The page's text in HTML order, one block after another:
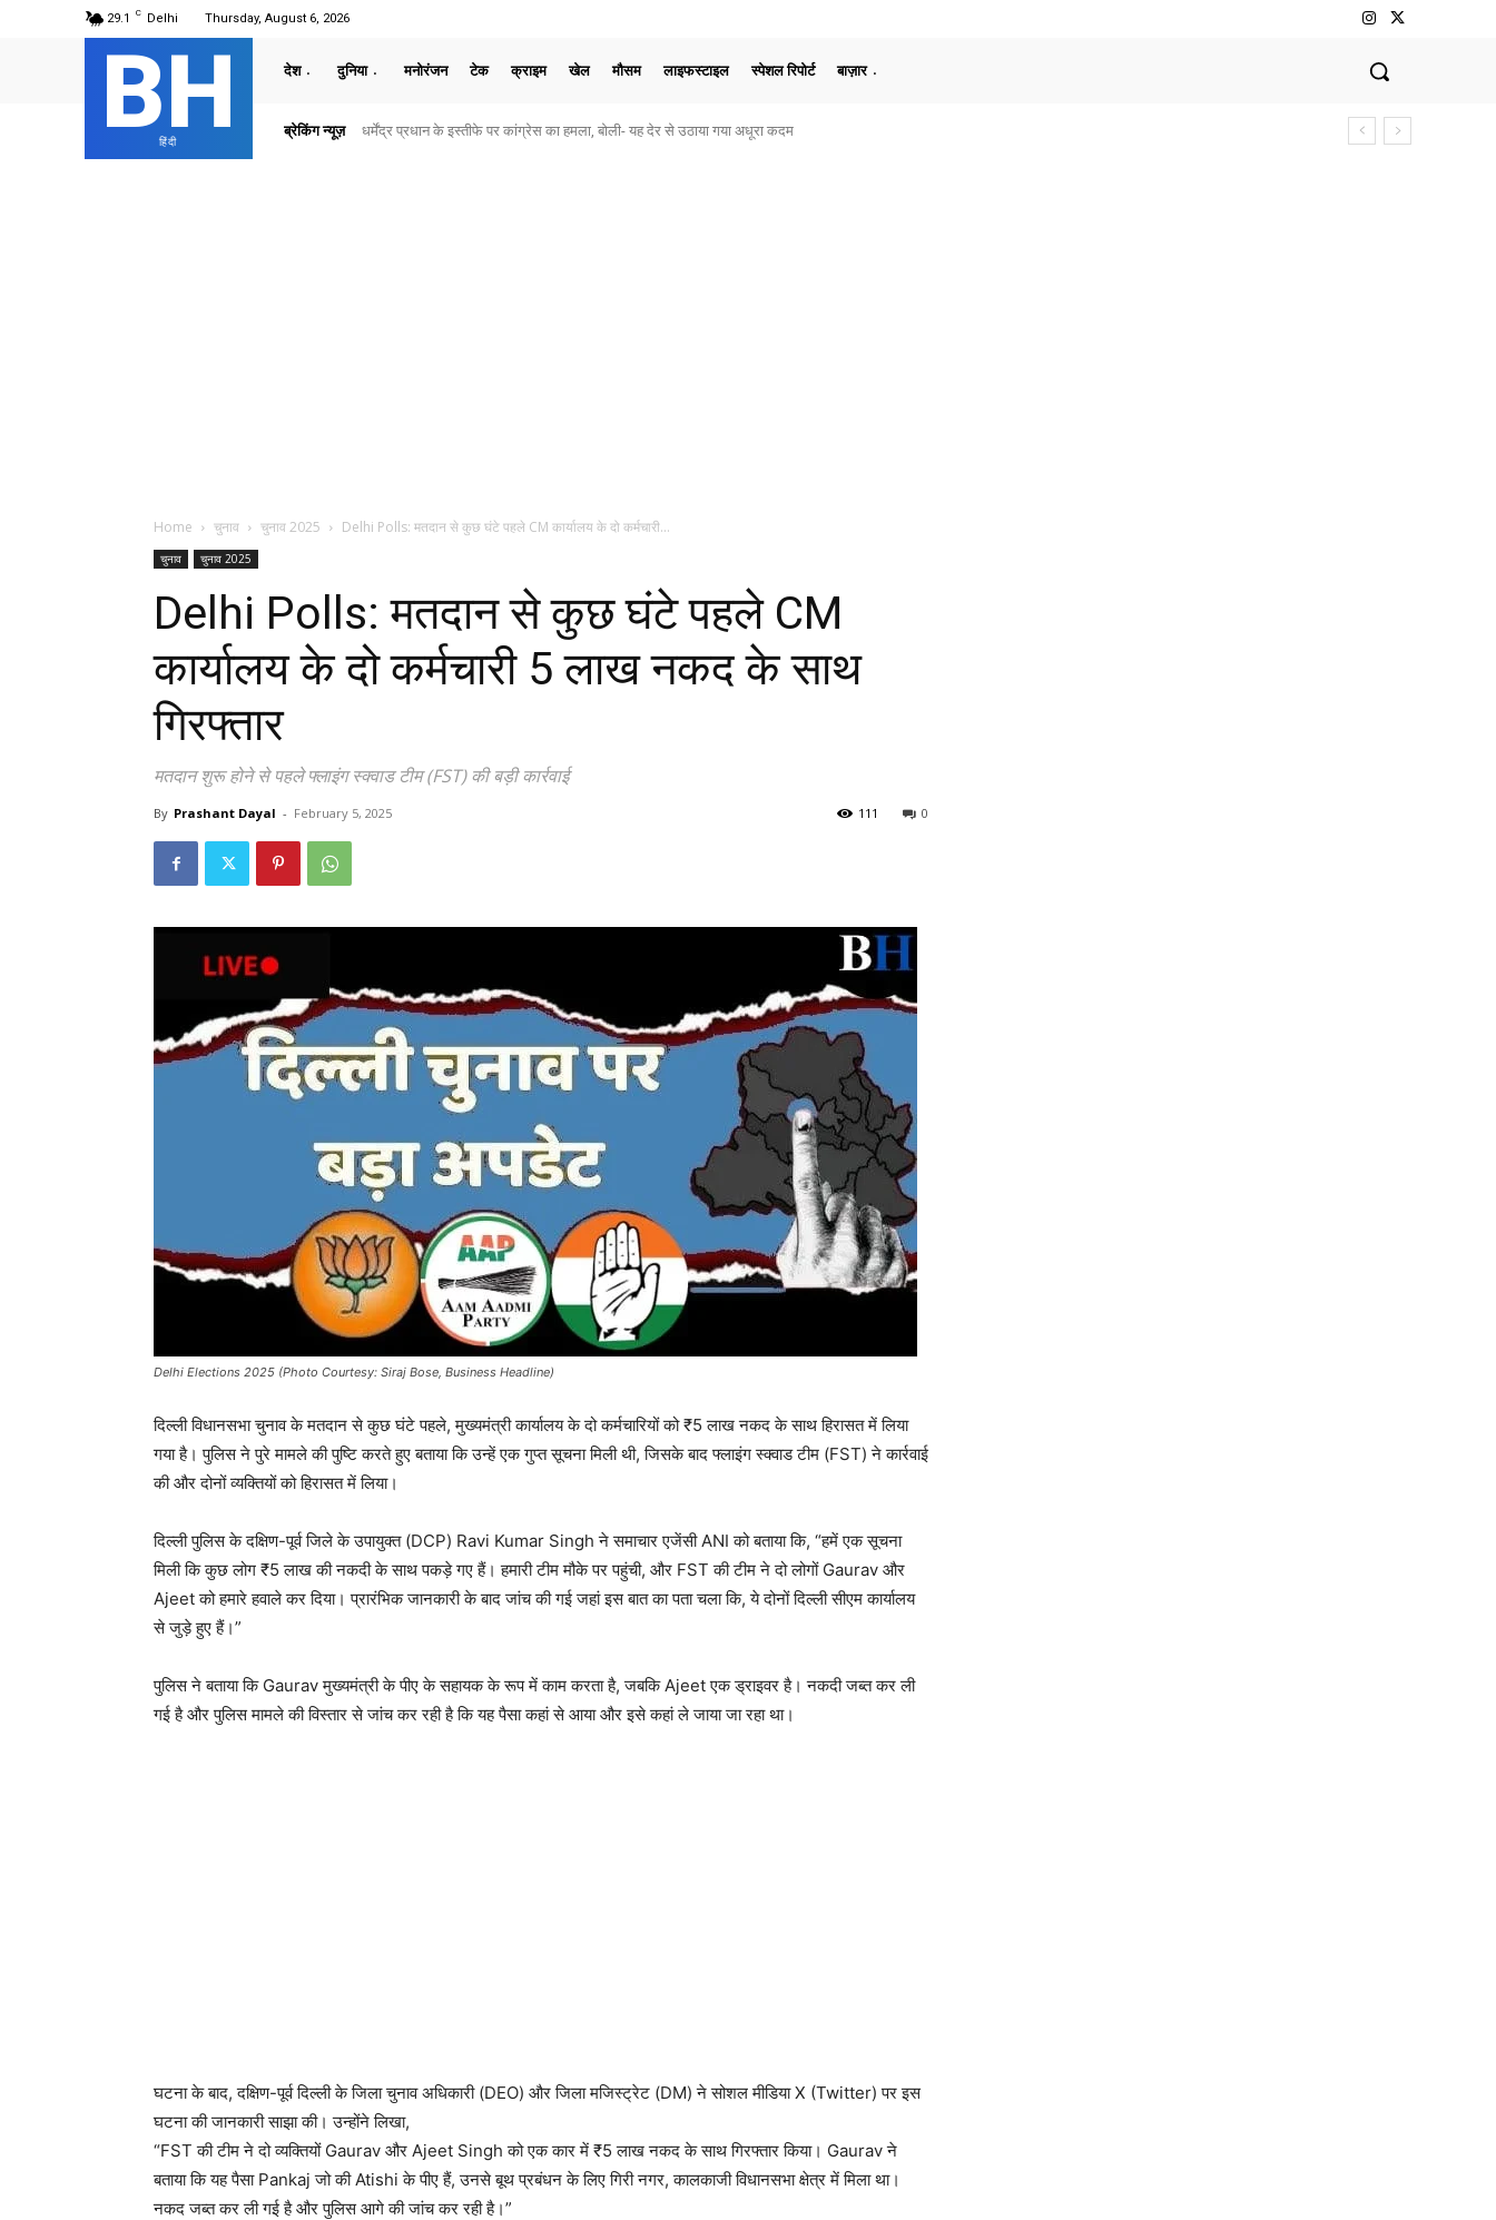
29.1 C Delhi Thursday, August 6, 2026
BH
हिंदी
देश दुनिया मनोरंजन टेक क्राइम खेल मौसम लाइफस्टाइल स्पेशल रिपोर्ट बाज़ार
ब्रेकिंग न्यूज़धर्मेंद्र प्रधान के इस्तीफे पर कांग्रेस का हमला, बोली- यह देर से उठाया गया अधूरा कदम
धर्मेंद्र प्रधान ने दिया इस्तीफा, बोले- छात्रों का भविष्य किसी भी राजनीतिक विवाद से बड़ा
Home चुनाव चुनाव 2025 Delhi Polls: मतदान से कुछ घंटे पहले CM कार्यालय के दो कर्मचारी...
चुनाव चुनाव 2025
Delhi Polls: मतदान से कुछ घंटे पहले CM
कार्यालय के दो कर्मचारी ₹5 लाख नकद के साथ
गिरफ्तार
मतदान शुरू होने से पहले फ्लाइंग स्क्वाड टीम (FST) की बड़ी कार्रवाई
By Prashant Dayal - February 5, 2025 0
111
Delhi Elections 2025 (Photo Courtesy: Siraj Bose, Business Headline)
दिल्ली विधानसभा चुनाव के मतदान से कुछ घंटे पहले, मुख्यमंत्री कार्यालय के दो कर्मचारियों को ₹5 लाख नकद के साथ हिरासत में लिया
गया है। पुलिस ने पुरे मामले की पुष्टि करते हुए बताया कि उन्हें एक गुप्त सूचना मिली थी, जिसके बाद फ्लाइंग स्क्वाड टीम (FST) ने कार्रवाई
की और दोनों व्यक्तियों को हिरासत में लिया।
दिल्ली पुलिस के दक्षिण-पूर्व जिले के उपायुक्त (DCP) Ravi Kumar Singh ने समाचार एजेंसी ANI को बताया कि, “हमें एक सूचना
मिली कि कुछ लोग ₹5 लाख की नकदी के साथ पकड़े गए हैं। हमारी टीम मौके पर पहुंची, और FST की टीम ने दो लोगों Gaurav और
Ajeet को हमारे हवाले कर दिया। प्रारंभिक जानकारी के बाद जांच की गई जहां इस बात का पता चला कि, ये दोनों दिल्ली सीएम कार्यालय
से जुड़े हुए हैं।”
पुलिस ने बताया कि Gaurav मुख्यमंत्री के पीए के सहायक के रूप में काम करता है, जबकि Ajeet एक ड्राइवर है। नकदी जब्त कर ली
गई है और पुलिस मामले की विस्तार से जांच कर रही है कि यह पैसा कहां से आया और इसे कहां ले जाया जा रहा था।
घटना के बाद, दक्षिण-पूर्व दिल्ली के जिला चुनाव अधिकारी (DEO) और जिला मजिस्ट्रेट (DM) ने सोशल मीडिया X (Twitter) पर इस
घटना की जानकारी साझा की। उन्होंने लिखा,
“FST की टीम ने दो व्यक्तियों Gaurav और Ajeet Singh को एक कार में ₹5 लाख नकद के साथ गिरफ्तार किया। Gaurav ने
बताया कि यह पैसा Pankaj जो की Atishi के पीए हैं, उनसे बूथ प्रबंधन के लिए गिरी नगर, कालकाजी विधानसभा क्षेत्र में मिला था।
नकद जब्त कर ली गई है और पुलिस आगे की जांच कर रही है।”